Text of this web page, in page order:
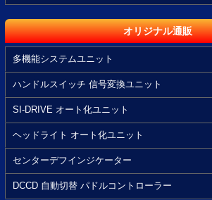
オリジナル通販
多機能システムユニット
ハンドルスイッチ 信号変換ユニット
SI-DRIVE オート化ユニット
ヘッドライト オート化ユニット
センターデフインジケーター
DCCD 自動切替 パドルコントローラー